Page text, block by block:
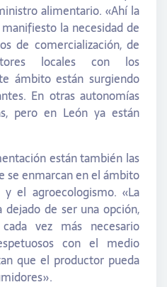
alimentario. «Ahí la
la necesidad de
de comercialización, de
locales con los
ámbito están surgiendo
En otras autonomías
pero en León ya están
están también las
se enmarcan en el ámbito
el agroecologismo. «La
dejado de ser una opción,
vez más necesario
con el medio
que el productor pueda